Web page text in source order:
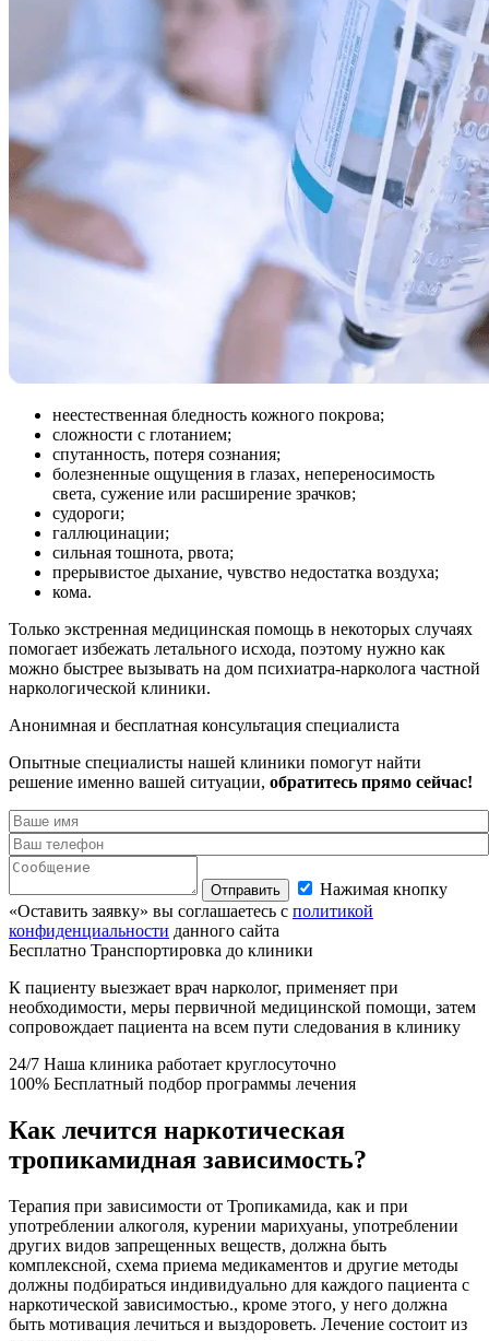
неестественная бледность кожного покрова;
сложности с глотанием;
спутанность, потеря сознания;
болезненные ощущения в глазах, непереносимость
света, сужение или расширение зрачков;
судороги;
галлюцинации;
сильная тошнота, рвота;
прерывистое дыхание, чувство недостатка воздуха;
кома.
Только экстренная медицинская помощь в некоторых случаях
помогает избежать летального исхода, поэтому нужно как
можно быстрее вызывать на дом психиатра-нарколога частной
наркологической клиники.
Анонимная и бесплатная консультация специалиста
Опытные специалисты нашей клиники помогут найти
решение именно вашей ситуации, обратитесь прямо сейчас!
Отправить
Нажимая кнопку
«Оставить заявку» вы соглашаетесь с политикой
конфиденциальности данного сайта
Бесплатно Транспортировка до клиники
К пациенту выезжает врач нарколог, применяет при
необходимости, меры первичной медицинской помощи, затем
сопровождает пациента на всем пути следования в клинику
24/7 Наша клиника работает круглосуточно
100% Бесплатный подбор программы лечения
Как лечится наркотическая
тропикамидная зависимость?
Терапия при зависимости от Тропикамида, как и при
употреблении алкоголя, курении марихуаны, употреблении
других видов запрещенных веществ, должна быть
комплексной, схема приема медикаментов и другие методы
должны подбираться индивидуально для каждого пациента с
наркотической зависимостью., кроме этого, у него должна
быть мотивация лечиться и выздороветь. Лечение состоит из